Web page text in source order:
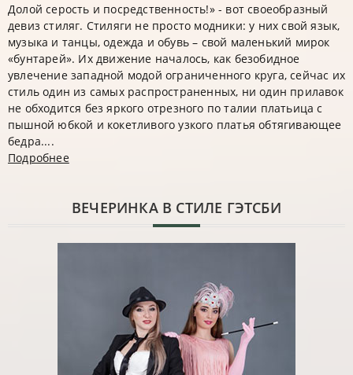
Долой серость и посредственность!» - вот своеобразный
девиз стиляг. Стиляги не просто модники: у них свой язык,
музыка и танцы, одежда и обувь – свой маленький мирок
«бунтарей». Их движение началось, как безобидное
увлечение западной модой ограниченного круга, сейчас их
стиль один из самых распространенных, ни один прилавок
не обходится без яркого отрезного по талии платьица с
пышной юбкой и кокетливого узкого платья обтягивающее
бедра....
Подробнее
ВЕЧЕРИНКА В СТИЛЕ ГЭТСБИ